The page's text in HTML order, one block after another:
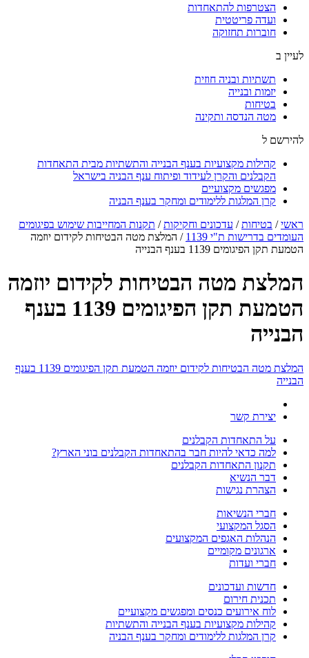
הצטרפות להתאחדות
ועדה פריטטית
חוברות תחזוקה
לעיין ב
תשתיות ובניה חוזית
יזמות ובנייה
בטיחות
מטה הנדסה ותקינה
להירשם ל
קהילות מקצועיות בענף הבנייה והתשתיות מבית התאחדות
הקבלנים והקרן לעידוד ופיתוח ענף הבניה בישראל
מפגשים מקצועיים
קרן המלגות ללימודים ומחקר בענף הבניה
ראשי/ בטיחות/ עדכונים וחקיקות/ תקנות המחייבות שימוש בפיגומים
העומדים בדרישות ת"י 1139
/ המלצת מטה הבטיחות לקידום יוזמה
הטמעת תקן הפיגומים 1139 בענף הבנייה
המלצת מטה הבטיחות לקידום יוזמה
הטמעת תקן הפיגומים 1139 בענף
הבנייה
המלצת מטה הבטיחות לקידום יוזמה הטמעת תקן הפיגומים 1139 בענף
הבנייה
יצירת קשר
על התאחדות הקבלנים
למה כדאי להיות חבר בהתאחדות הקבלנים בוני הארץ?
תקנון התאחדות הקבלנים
דבר הנשיא
הצהרת נגישות
חברי הנשיאות
הסגל המקצועי
הנהלות האגפים המקצועים
ארגונים מקומיים
חברי ועדות
חדשות ועדכונים
תכנית חירום
לוח אירועים כנסים ומפגשים מקצועיים
קהילות מקצועיות בענף הבנייה והתשתיות
קרן המלגות ללימודים ומחקר בענף הבניה